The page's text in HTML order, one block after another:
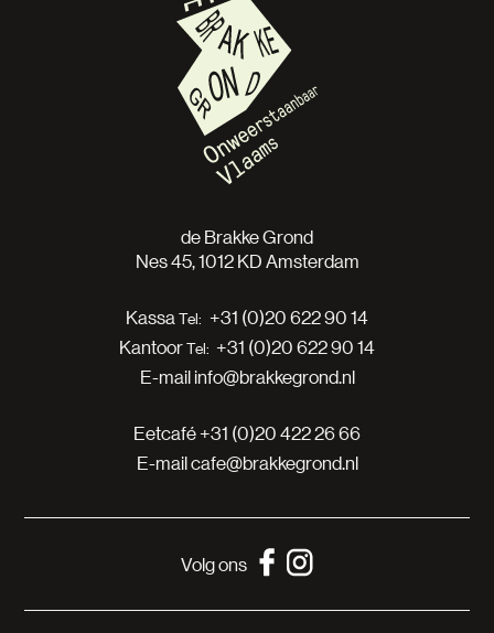
de Brakke Grond
Nes 45, 1012 KD Amsterdam
Kassa
+31 (0)20 622 90 14
Kantoor
+31 (0)20 622 90 14
E-mailinfo@brakkegrond.nl
Eetcafé+31 (0)20 422 26 66
E-mailcafe@brakkegrond.nl
Volg ons